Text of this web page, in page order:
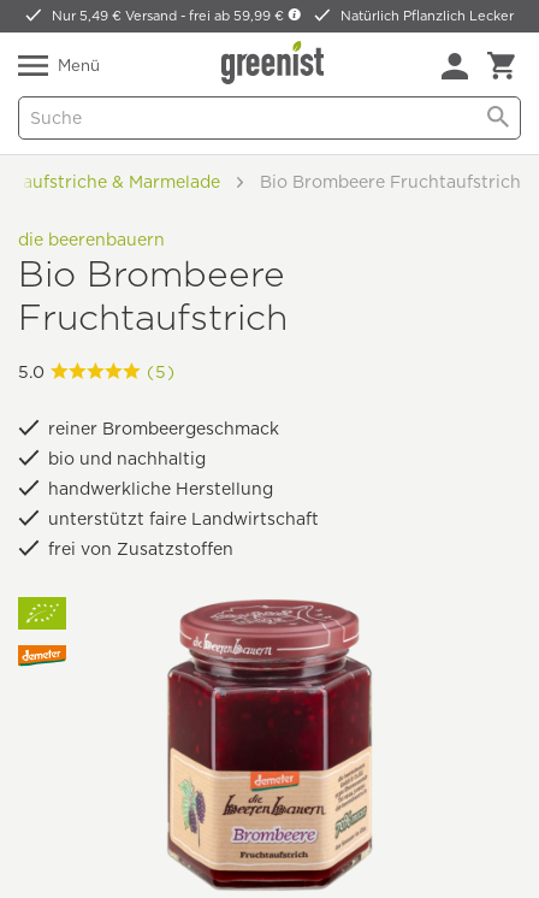
Nur 5,49 € Versand -frei ab 59,99 € Natürlich Pflanzlich Lecker
Menü
& Marmelade Bio Brombeere Fruchtaufstrich
die beerenbauern
Bio Brombeere
Fruchtaufstrich
5.0 (5)
reiner Brombeergeschmack
bio und nachhaltig
handwerkliche Herstellung
unterstützt faire Landwirtschaft
frei von Zusatzstoffen